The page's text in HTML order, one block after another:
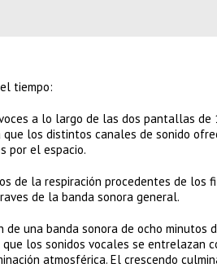
tiempo:
a lo largo de las dos pantallas de
los distintos canales de sonido
por el espacio.
de la respiración procedentes de los
de la banda sonora general.
una banda sonora de ocho minutos
los sonidos vocales se entrelazan
atmosférica. El crescendo